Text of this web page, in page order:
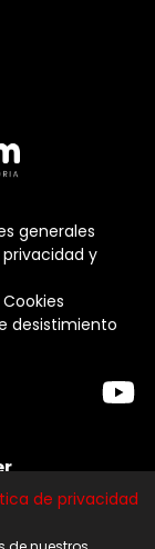
generales
y
desistimiento
y
de privacidad